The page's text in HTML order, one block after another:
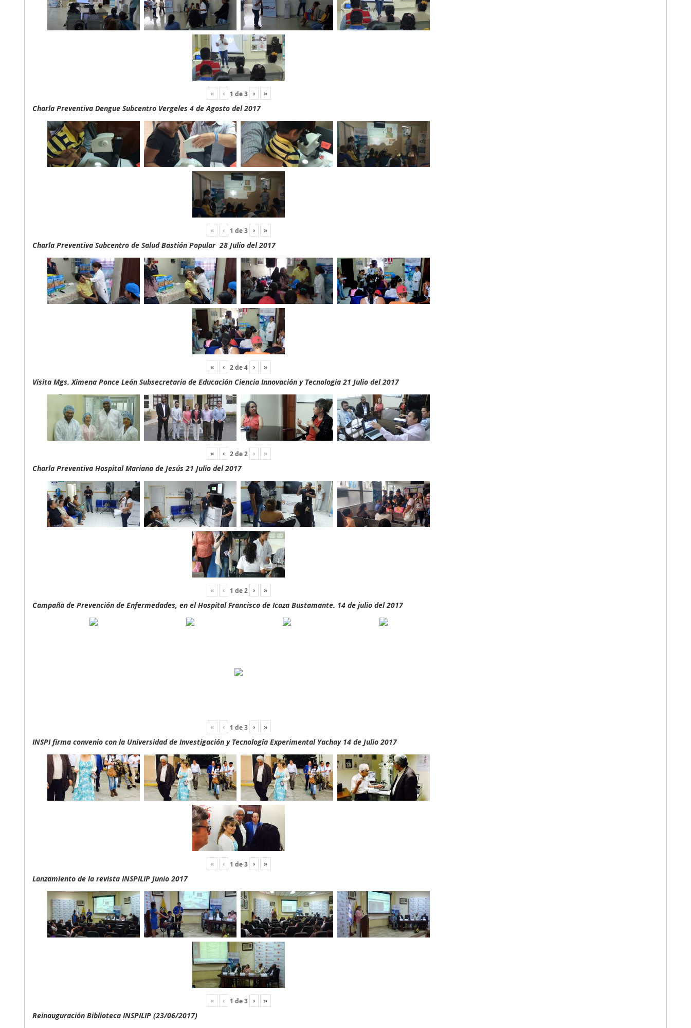
« ‹ 1 de3 › »
Charla Preventiva Dengue Subcentro Vergeles 4 de Agosto del 2017
« ‹ 1 de3 › »
Charla Preventiva Subcentro de Salud Bastión Popular 28 Julio del 2017
« ‹ 2de4 › »
Visita Mgs. Ximena Ponce León Subsecretaria de Educación Ciencia Innovación y Tecnologia 21 Julio del 2017
« ‹ 2de2 › »
Charla Preventiva Hospital Mariana de Jesús 21 Julio del 2017
« ‹ 1 de2 › »
Campaña de Prevención de Enfermedades, en el Hospital Francisco de Icaza Bustamante. 14 de julio del 2017
« ‹ 1 de3 › »
INSPI firma convenio con la Universidad de Investigación y Tecnología Experimental Yachay 14 de Julio 2017
« ‹ 1 de3 › »
Lanzamiento de la revista INSPILIP Junio 2017
« ‹ 1 de3 › »
Reinauguración Biblioteca INSPILIP (23/06/2017)